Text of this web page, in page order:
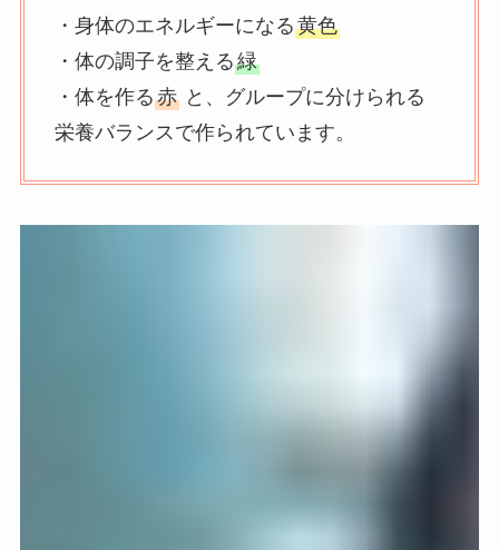
・身体のエネルギーになる黄色
・体の調子を整える緑
・体を作る赤と、グループに分けられる
栄養バランスで作られています。